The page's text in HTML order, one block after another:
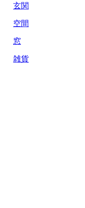
玄関
空間
窓
雑貨